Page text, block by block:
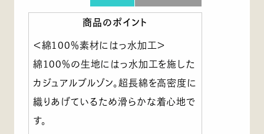
商品のポイント
＜綿100％素材にはっ水加工＞
綿100％の生地にはっ水加工を施した
カジュアルブルゾン。超長綿を高密度に
織りあげているため滑らかな着心地で
す。